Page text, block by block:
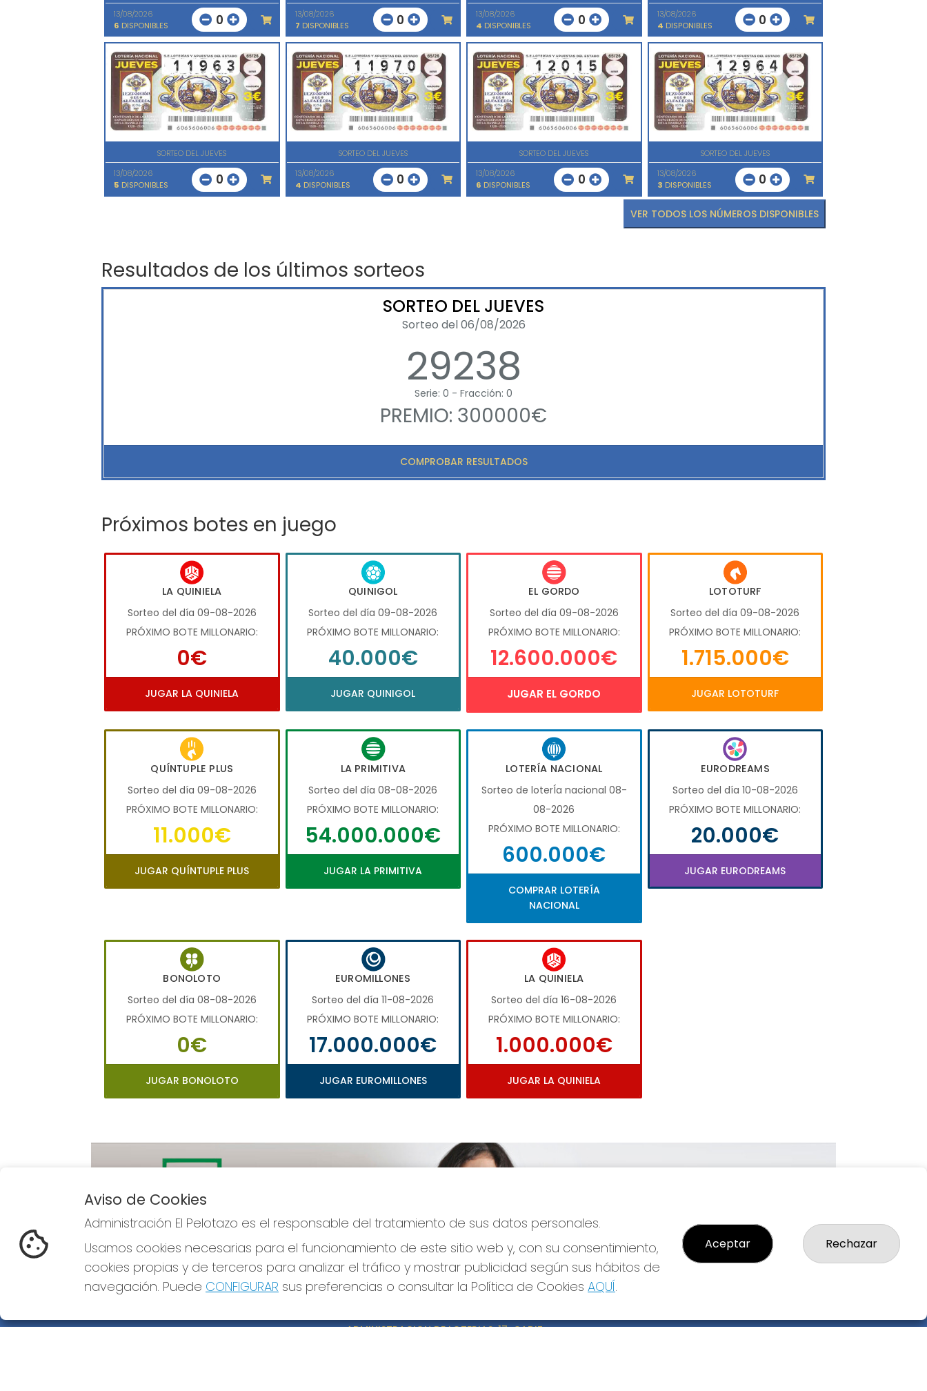
13/08/2026
6 DISPONIBLES 0
13/08/2026
7 DISPONIBLES 0
13/08/2026
4 DISPONIBLES 0
13/08/2026
4 DISPONIBLES 0
SORTEO DEL JUEVES
13/08/2026
5 DISPONIBLES 0
SORTEO DEL JUEVES
13/08/2026
4 DISPONIBLES 0
SORTEO DEL JUEVES
13/08/2026
6 DISPONIBLES 0
SORTEO DEL JUEVES
13/08/2026
3 DISPONIBLES 0
VER TODOS LOS NÚMEROS DISPONIBLES
Resultados de los últimos sorteos
SORTEO DEL JUEVES
Sorteo del 06/08/2026
29238
Serie: 0 - Fracción: 0
PREMIO: 300000€
COMPROBAR RESULTADOS
Próximos botes en juego
LA QUINIELA
Sorteo del día 09-08-2026
PRÓXIMO BOTE MILLONARIO:
0€
JUGAR LA QUINIELA
QUINIGOL
Sorteo del día 09-08-2026
PRÓXIMO BOTE MILLONARIO:
40.000€
JUGAR QUINIGOL
EL GORDO
Sorteo del día 09-08-2026
PRÓXIMO BOTE MILLONARIO:
12.600.000€
JUGAR EL GORDO
LOTOTURF
Sorteo del día 09-08-2026
PRÓXIMO BOTE MILLONARIO:
1.715.000€
JUGAR LOTOTURF
QUÍNTUPLE PLUS
Sorteo del día 09-08-2026
PRÓXIMO BOTE MILLONARIO:
11.000€
JUGAR QUÍNTUPLE PLUS
LA PRIMITIVA
Sorteo del día 08-08-2026
PRÓXIMO BOTE MILLONARIO:
54.000.000€
JUGAR LA PRIMITIVA
LOTERÍA NACIONAL
Sorteo de loterÍa nacional 08-
08-2026
PRÓXIMO BOTE MILLONARIO:
600.000€
COMPRAR LOTERÍA
NACIONAL
EURODREAMS
Sorteo del día 10-08-2026
PRÓXIMO BOTE MILLONARIO:
20.000€
JUGAR EURODREAMS
BONOLOTO
Sorteo del día 08-08-2026
PRÓXIMO BOTE MILLONARIO:
0€
JUGAR BONOLOTO
EUROMILLONES
Sorteo del día 11-08-2026
PRÓXIMO BOTE MILLONARIO:
17.000.000€
JUGAR EUROMILLONES
LA QUINIELA
Sorteo del día 16-08-2026
PRÓXIMO BOTE MILLONARIO:
1.000.000€
JUGAR LA QUINIELA
Imagen anterior Imagen siguiente
ADMINISTRACION DE LOTERIAS: 17-CADIZ -
Aviso de Cookies
Administración El Pelotazo es el responsable del tratamiento de sus datos personales.
Usamos cookies necesarias para el funcionamiento de este sitio web y, con su consentimiento,
cookies propias y de terceros para analizar el tráfico y mostrar publicidad según sus hábitos de
navegación. Puede CONFIGURAR sus preferencias o consultar la Política de Cookies AQUÍ.
Aceptar Rechazar